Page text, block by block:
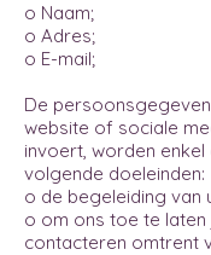
o Naam;
o Adres;
o E-mail;
De
website of sociale
invoert, worden
volgende doeleinden:
o de begeleiding van
o om ons toe te laten
contacteren omtrent